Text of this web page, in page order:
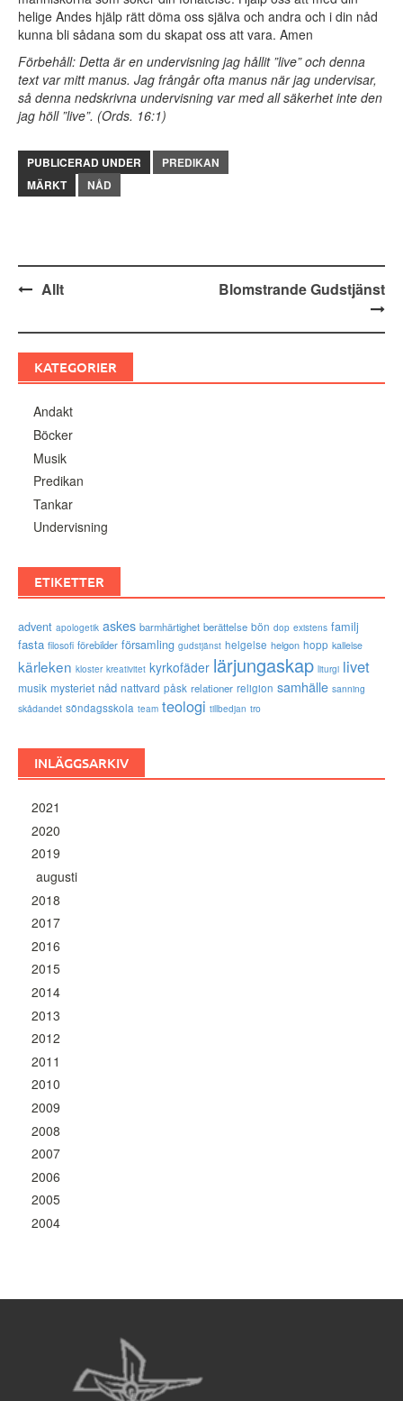
helige Andes hjälp rätt döma oss själva och andra och i din nåd
kunna bli sådana som du skapat oss att vara. Amen
Förbehåll: Detta är en undervisning jag hållit ”live” och denna
text var mitt manus. Jag frångår ofta manus när jag undervisar,
så denna nedskrivna undervisning var med all säkerhet inte den
jag höll ”live”. (Ords. 16:1)
PUBLICERAD UNDER
PREDIKAN
MÄRKT
NÅD
Inläggsnavigering
Allt Blomstrande Gudstjänst
KATEGORIER
Andakt
Böcker
Musik
Predikan
Tankar
Undervisning
ETIKETTER
advent apologetik askes barmhärtighet berättelse bön dop existens familj
fasta filosofi förebilder församling gudstjänst helgelse helgon hopp kallelse
kärleken kloster kreativitet kyrkofäder lärjungaskap liturgi livet
musik mysteriet nåd nattvard påsk relationer religion samhälle sanning
skådandet söndagsskola team teologi tillbedjan tro
INLÄGGSARKIV
2021
2020
2019
augusti
2018
2017
2016
2015
2014
2013
2012
2011
2010
2009
2008
2007
2006
2005
2004